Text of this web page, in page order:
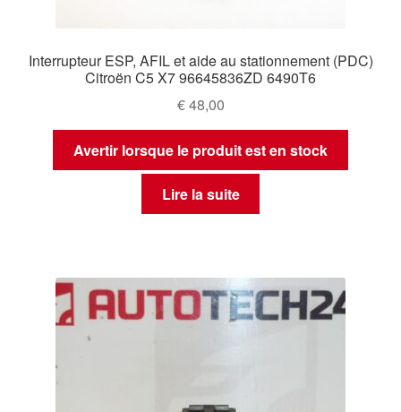
Interrupteur ESP, AFIL et aide au stationnement (PDC)
Citroën C5 X7 96645836ZD 6490T6
€48,00
Avertir lorsque le produit est en stock
Lire la suite